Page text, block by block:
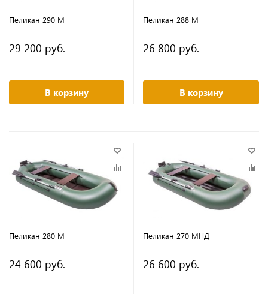
Пеликан 290 М
29 200 руб.
В корзину
Пеликан 288 М
26 800 руб.
В корзину
Пеликан 280 М
24 600 руб.
Пеликан 270 МНД
26 600 руб.